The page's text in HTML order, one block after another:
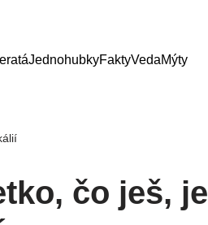
JednohubkyFaktyVedaMýty
čo ješ, je